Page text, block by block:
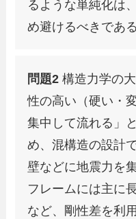
るような単純化は
め避けるべきである
問題2 構造力学の
性の高い（硬い・
集中して流れる」
め、混構造の設計
壁などに地震力を
フレームには主に
など、剛性差を利